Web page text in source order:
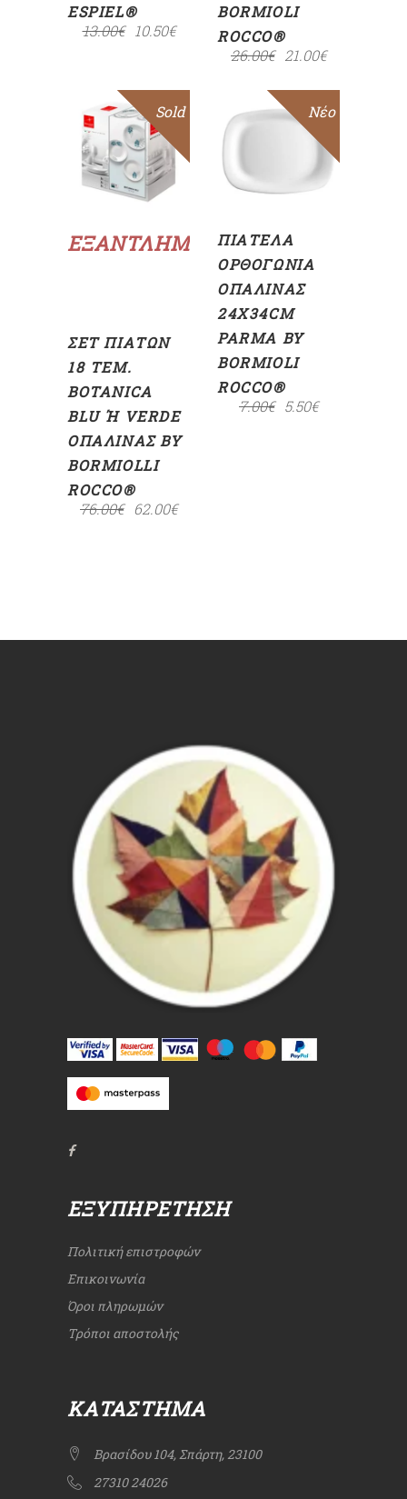
ESPIEL®
13.00€ 10.50€
BORMIOLI
ROCCO®
26.00€ 21.00€
Sale
ΕΞΑΝΤΛΗΜΈΝΟ
Sold
Επιλογή
ΣΕΤ ΠΙΆΤΩΝ
18 ΤΕΜ.
BOTANICA
BLU Ή VERDE Ο
ΠΑΛΊΝΑΣ BY B
ORMIOLLI R
OCCO®
76.00€ 62.00€
Sale
Νέο
ΠΡΟΣΘΉΚΗ
ΚΑΛΆΘΙ
ΠΙΑΤΈΛΑ
ΟΡΘΟΓΏΝΙΑ
ΟΠΑΛΊΝΑΣ
24X34CM
PARMA BY
BORMIOLI
ROCCO®
7.00€ 5.50€
ΕΞΥΠΗΡΈΤΗΣΗ
Πολιτική επιστροφών
Επικοινωνία
Όροι πληρωμών
Τρόποι αποστολής
ΚΑΤΆΣΤΗΜΑ
Βρασίδου 104, Σπάρτη, 23100
27310 24026